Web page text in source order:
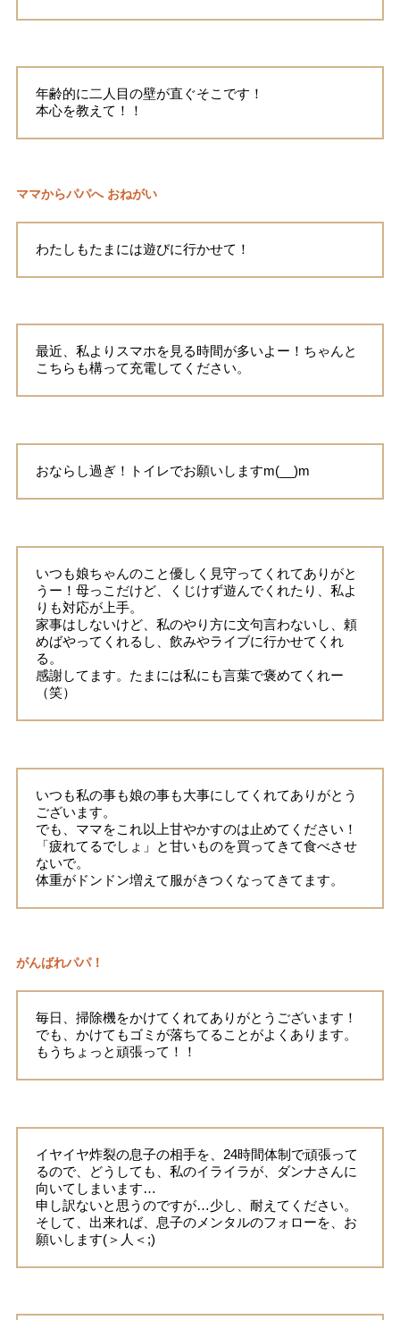
年齢的に二人目の壁が直ぐそこです！
本心を教えて！！
ママからパパへ おねがい
わたしもたまには遊びに行かせて！
最近、私よりスマホを見る時間が多いよー！ちゃんと
こちらも構って充電してください。
おならし過ぎ！トイレでお願いしますm(__)m
いつも娘ちゃんのこと優しく見守ってくれてありがと
うー！母っこだけど、くじけず遊んでくれたり、私よ
りも対応が上手。
家事はしないけど、私のやり方に文句言わないし、頼
めばやってくれるし、飲みやライブに行かせてくれ
る。
感謝してます。たまには私にも言葉で褒めてくれー
（笑）
いつも私の事も娘の事も大事にしてくれてありがとう
ございます。
でも、ママをこれ以上甘やかすのは止めてください！
「疲れてるでしょ」と甘いものを買ってきて食べさせ
ないで。
体重がドンドン増えて服がきつくなってきてます。
がんばれパパ！
毎日、掃除機をかけてくれてありがとうございます！
でも、かけてもゴミが落ちてることがよくあります。
もうちょっと頑張って！！
イヤイヤ炸裂の息子の相手を、24時間体制で頑張って
るので、どうしても、私のイライラが、ダンナさんに
向いてしまいます…
申し訳ないと思うのですが…少し、耐えてください。
そして、出来れば、息子のメンタルのフォローを、お
願いします(＞人＜;)